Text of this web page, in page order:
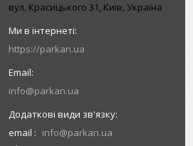
вул. Красицького 31, Київ, Україна
https://parkan.ua
info@parkan.ua
email
info@parkan.ua